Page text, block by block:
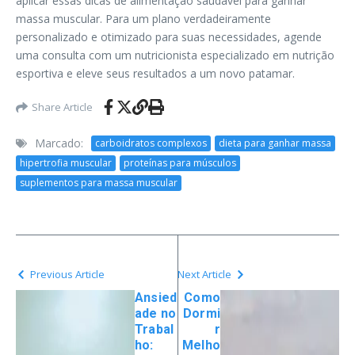
massa muscular. Para um plano verdadeiramente
personalizado e otimizado para suas necessidades, agende
uma consulta com um nutricionista especializado em nutrição
esportiva e eleve seus resultados a um novo patamar.
Share Article
Marcado: carboidratos complexos
dieta para ganhar massa
hipertrofia muscular
proteínas para músculos
suplementos para massa muscular
Previous Article
Ansied
ade no
Trabal
ho:
Next Article
Como
Dormi
r
Melho